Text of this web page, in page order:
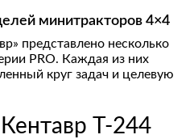
минитракторов 4×4
представлено несколько
PRO. Каждая из них
круг задач и целевую
Т-244